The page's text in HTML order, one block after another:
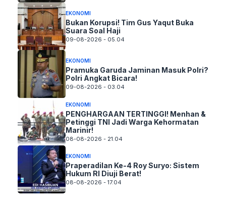
EKONOMI
Bukan Korupsi! Tim Gus Yaqut Buka
Suara Soal Haji
09-08-2026 - 05.04
EKONOMI
Pramuka Garuda Jaminan Masuk Polri?
Polri Angkat Bicara!
09-08-2026 - 03.04
EKONOMI
PENGHARGAAN TERTINGGI! Menhan &
Petinggi TNI Jadi Warga Kehormatan
Marinir!
08-08-2026 - 21.04
EKONOMI
Praperadilan Ke-4 Roy Suryo: Sistem
Hukum RI Diuji Berat!
08-08-2026 - 17.04